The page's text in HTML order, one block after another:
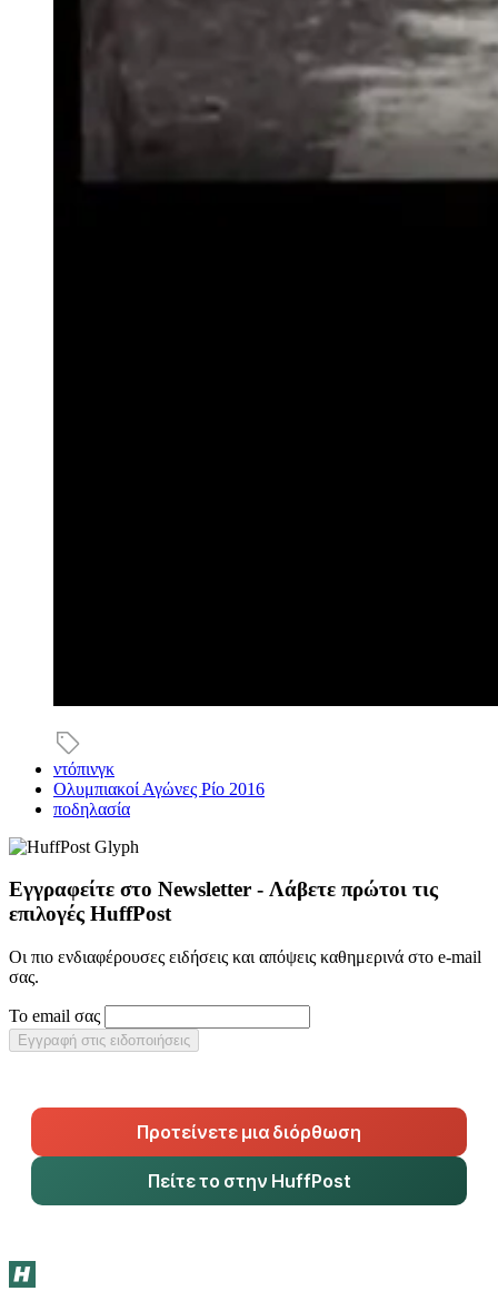
ντόπινγκ
Ολυμπιακοί Αγώνες Ρίο 2016
ποδηλασία
Εγγραφείτε στο Newsletter - Λάβετε πρώτοι τις
επιλογές HuffPost
Οι πιο ενδιαφέρουσες ειδήσεις και απόψεις καθημερινά στο e-mail
σας.
Το email σας
Εγγραφή στις ειδοποιήσεις
Προτείνετε μια διόρθωση
Πείτε το στην HuffPost